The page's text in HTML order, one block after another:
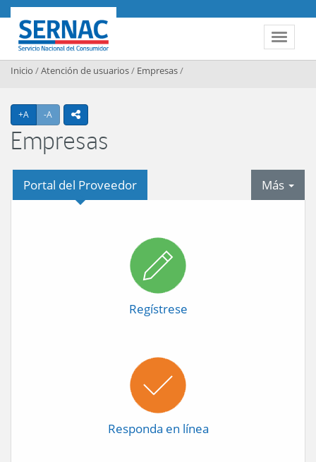
Contenido principal
Toggle
SERNAC
Inicio /Atención de usuarios/ Empresas/
+A Agrandar texto
-A Achicar textoicono compartir
Empresas
Más
Portal del Proveedor
Regístrese
Responda en línea